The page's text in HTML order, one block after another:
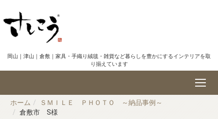
岡山｜津山｜倉敷｜家具・手織り絨毯・雑貨など暮らしを豊かにするインテリアを取
り揃えています
ホーム
ＳＭＩＬＥ ＰＨＯＴＯ ～納品事例～
倉敷市 S様